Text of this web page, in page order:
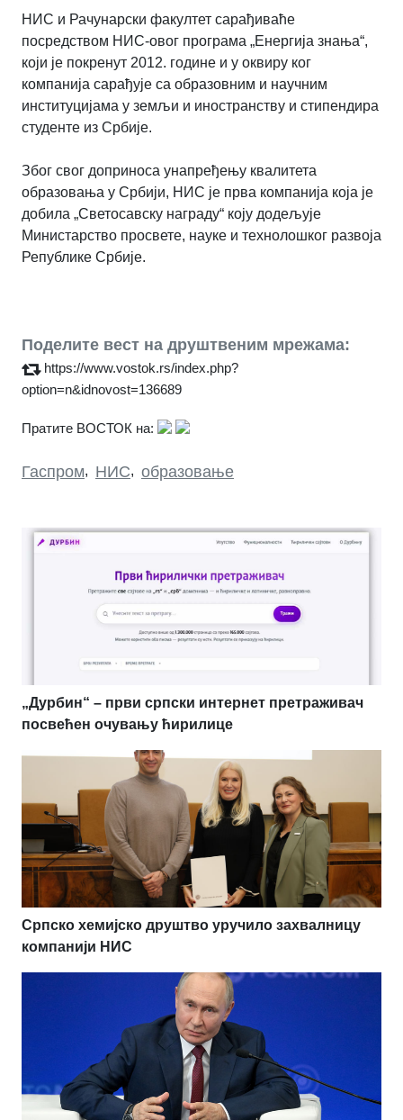
НИС и Рачунарски факултет сарађиваће
посредством НИС-овог програма „Енергија знања“,
који је покренут 2012. године и у оквиру ког
компанија сарађује са образовним и научним
институцијама у земљи и иностранству и стипендира
студенте из Србије.
Због свог доприноса унапређењу квалитета
образовања у Србији, НИС је прва компанија која је
добила „Светосавску награду“ коју додељује
Министарство просвете, науке и технолошког развоја
Републике Србије.
Поделите вест на друштвеним мрежама:
https://www.vostok.rs/index.php?
option=n&idnovost=136689
Пратите ВОСТОК на:
Гаспром, НИС, образовање
„Дурбин“ – први српски интернет претраживач
посвећен очувању ћирилице
Српско хемијско друштво уручило захвалницу
компанији НИС